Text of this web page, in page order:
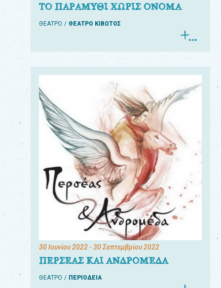
ΤΟ ΠΑΡΑΜΥΘΙ ΧΩΡΙΣ ΟΝΟΜΑ
ΘΕΑΤΡΟ ΘΕΑΤΡΟ ΚΙΒΩΤΟΣ
30 Ιουνίου 2022- 30 Σεπτεμβρίου 2022
ΠΕΡΣΕΑΣ ΚΑΙ ΑΝΔΡΟΜΕΔΑ
ΘΕΑΤΡΟ ΠΕΡΙΟΔΕΙΑ